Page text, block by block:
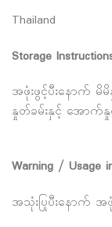
Thailand
Storage
အဖုံးဖွင့်ပီးနောက်
နှုတ်ခမ်းနှင့် အောက်
Warning / Usage
အသုံးပြုပီးနောက် အ